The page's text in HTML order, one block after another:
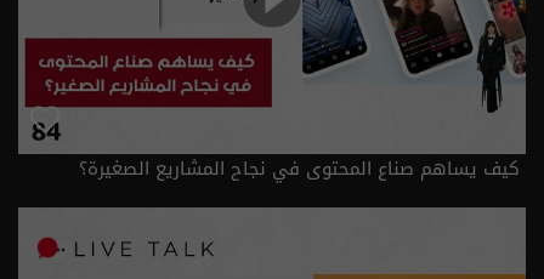
كيف يساهم صناع المحتوى في نجاح المشاريع الصغيرة؟
الحلقة ٨٤ | الموسم 2